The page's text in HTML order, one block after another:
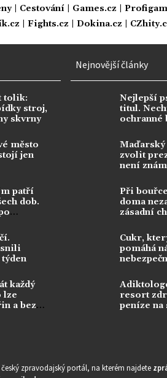
| Cestování Games.cz
Fights.cz Dokina.cz
tolik:
stroj,
skvrny
město
jen
patří
dob.
každý
lze
a bez
Nejnovější články
Nejlepší
titul.
ochranné
zvolit
není znám
Při
doma
zásadní
Cukr,
pomáhá
resort
peníze na
český zpravodajský portál, na kterém najdete